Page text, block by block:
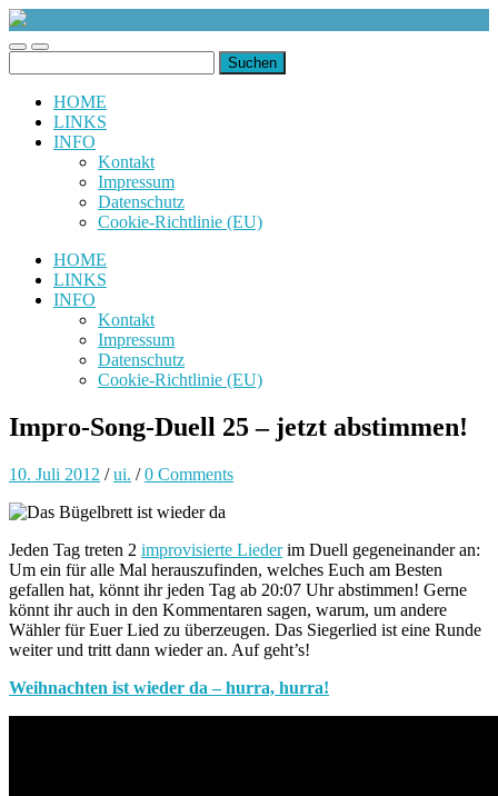
uiuiuiuiuiuiui.de
Toggle
mobile
Toggle
search
nach:
HOME
LINKS
INFO
Kontakt
Impressum
Datenschutz
Cookie-Richtlinie (EU)
HOME
LINKS
INFO
Kontakt
Impressum
Datenschutz
Cookie-Richtlinie (EU)
Impro-Song-Duell 25 – jetzt abstimmen!
10. Juli 2012 /ui. /0 Comments
Jeden Tag treten 2 improvisierte Liederim Duell gegeneinander an:
Um ein für alle Mal herauszufinden, welches Euch am Besten
gefallen hat, könnt ihr jeden Tag ab 20:07 Uhr abstimmen! Gerne
könnt ihr auch in den Kommentaren sagen, warum, um andere
Wähler für Euer Lied zu überzeugen. Das Siegerlied ist eine Runde
weiter und tritt dann wieder an. Auf geht’s!
Weihnachten ist wieder da – hurra, hurra!